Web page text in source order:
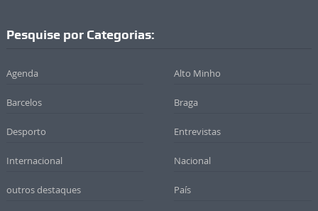
Pesquise por Categorias:
Agenda Alto Minho
Barcelos Braga
Desporto Entrevistas
Internacional Nacional
outros destaques País